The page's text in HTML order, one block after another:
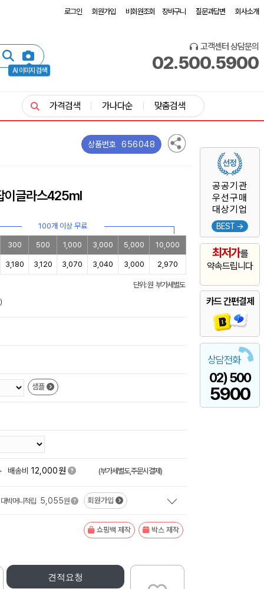
로그인 회원가입 비회원조회 장바구니 질문과답변 회사소개
AI 이미지 검색
고객센터 상담문의
02.500.5900
공공기관
우선구매
대상기업
BEST →
최저가를
약속드립니다
카드 간편결제
상담전화
02) 500
5900
가격검색 가나다순 맞춤검색
상품번호 656048
이글라스425ml
100개 이상 무료
300 500 1,000 3,000 5,000 10,000
3,180 3,120 3,070 3,040 3,000 2,970
단위: 원 부가세별도
샘플
배송비 12,000원 (부가세별도,주문시결제)
대박머니적립 5,055원 회원가입
쇼핑백 제작 박스 제작
견적요청